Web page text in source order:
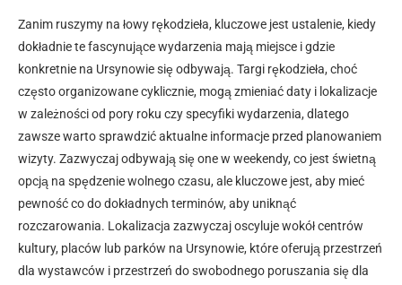
Zanim ruszymy na łowy rękodzieła, kluczowe jest ustalenie, kiedy
dokładnie te fascynujące wydarzenia mają miejsce i gdzie
konkretnie na Ursynowie się odbywają. Targi rękodzieła, choć
często organizowane cyklicznie, mogą zmieniać daty i lokalizacje
w zależności od pory roku czy specyfiki wydarzenia, dlatego
zawsze warto sprawdzić aktualne informacje przed planowaniem
wizyty. Zazwyczaj odbywają się one w weekendy, co jest świetną
opcją na spędzenie wolnego czasu, ale kluczowe jest, aby mieć
pewność co do dokładnych terminów, aby uniknąć
rozczarowania. Lokalizacja zazwyczaj oscyluje wokół centrów
kultury, placów lub parków na Ursynowie, które oferują przestrzeń
dla wystawców i przestrzeń do swobodnego poruszania się dla